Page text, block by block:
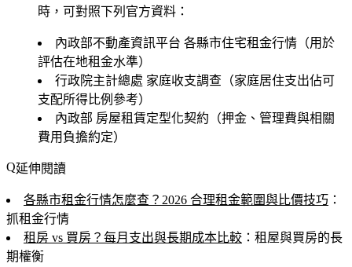
時，可對照下列官方資料：
內政部不動產資訊平台 各縣市住宅租金行情（用於
評估在地租金水準）
行政院主計總處 家庭收支調查（家庭居住支出佔可
支配所得比例參考）
內政部 房屋租賃定型化契約（押金、管理費與相關
費用負擔約定）
延伸閱讀
各縣市租金行情怎麼查？2026 合理租金範圍與比價技巧 ：
抓租金行情
租房 vs 買房？每月支出與長期成本比較 ：租屋與買房的長
期權衡